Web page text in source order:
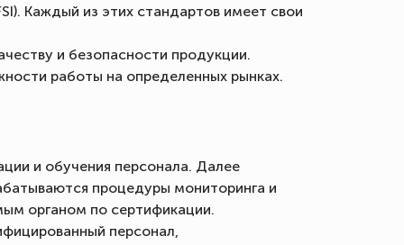
Каждый из этих стандартов имеет свои
и безопасности продукции.
работы на определенных рынках.
и обучения персонала. Далее
процедуры мониторинга и
органом по сертификации.
персонал,